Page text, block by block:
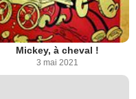
Mickey, à cheval !
3 mai 2021